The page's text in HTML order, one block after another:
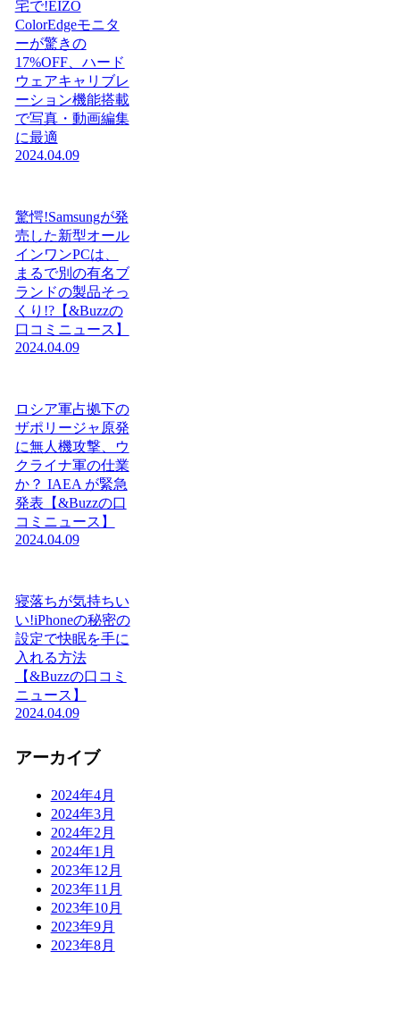
宅で!EIZO
ColorEdgeモニタ
ーが驚きの
17%OFF、ハード
ウェアキャリブレ
ーション機能搭載
で写真・動画編集
に最適
2024.04.09
驚愕!Samsungが発
売した新型オール
インワンPCは、
まるで別の有名ブ
ランドの製品そっ
くり!?【&Buzzの
口コミニュース】
2024.04.09
ロシア軍占拠下の
ザポリージャ原発
に無人機攻撃、ウ
クライナ軍の仕業
か？ IAEA が緊急
発表【&Buzzの口
コミニュース】
2024.04.09
寝落ちが気持ちい
い!iPhoneの秘密の
設定で快眠を手に
入れる方法
【&Buzzの口コミ
ニュース】
2024.04.09
アーカイブ
2024年4月
2024年3月
2024年2月
2024年1月
2023年12月
2023年11月
2023年10月
2023年9月
2023年8月